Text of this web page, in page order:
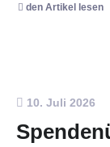
den Artikel lesen
10. Juli 2026